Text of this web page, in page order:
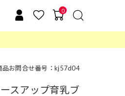
0
品お問合せ番号：kj57d04
スアップ育乳ブ